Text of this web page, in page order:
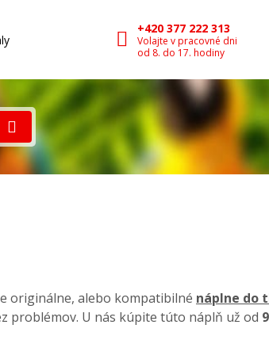
+420 377 222 313
Volajte v pracovné dni
od 8. do 17. hodiny
originálne, alebo kompatibilné náplne do
problémov. U nás kúpite túto náplň už od